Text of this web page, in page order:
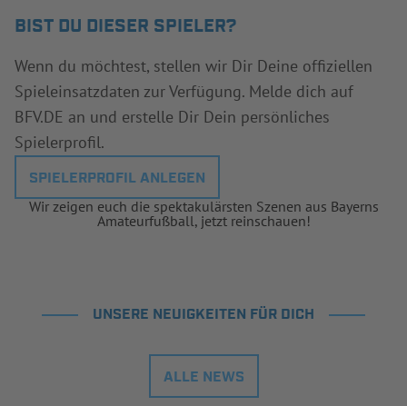
BIST DU DIESER SPIELER?
Wenn du möchtest, stellen wir Dir Deine offiziellen
Spieleinsatzdaten zur Verfügung. Melde dich auf
BFV.DE an und erstelle Dir Dein persönliches
Spielerprofil.
SPIELERPROFIL ANLEGEN
Wir zeigen euch die spektakulärsten Szenen aus Bayerns
Amateurfußball, jetzt reinschauen!
UNSERE NEUIGKEITEN FÜR DICH
ALLE NEWS